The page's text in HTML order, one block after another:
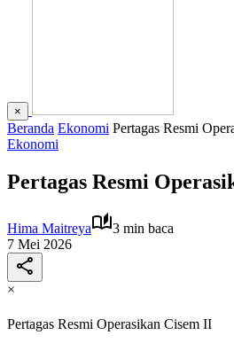
×
Beranda Ekonomi Pertagas Resmi
Ekonomi
Pertagas Resmi
Hima Maitreya
3 min baca
7 Mei 2026
×
Pertagas Resmi Operasikan Cisem II